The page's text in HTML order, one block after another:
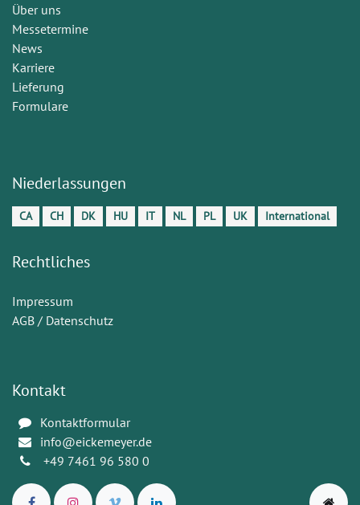
Über uns
Messetermine
News
Karriere
Lieferung
Formulare
Niederlassungen
CA CH DK HU IT NL PL UK International
Rechtliches
Impressum
AGB / Datenschutz
Kontakt
Kontaktformular
info@eickemeyer.de
+49 7461 96 580 0